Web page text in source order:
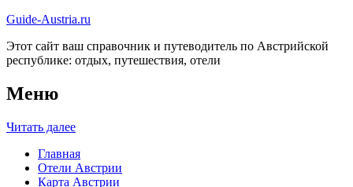
Guide-Austria.ru
Этот сайт ваш справочник и путеводитель по Австрийской
республике: отдых, путешествия, отели
Меню
Читать далее
Главная
Отели Австрии
Карта Австрии